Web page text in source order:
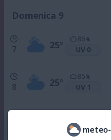
Domenica 9
7 25°
86%
UV 0
8 25°
85%
UV 1
UV 3meteo-